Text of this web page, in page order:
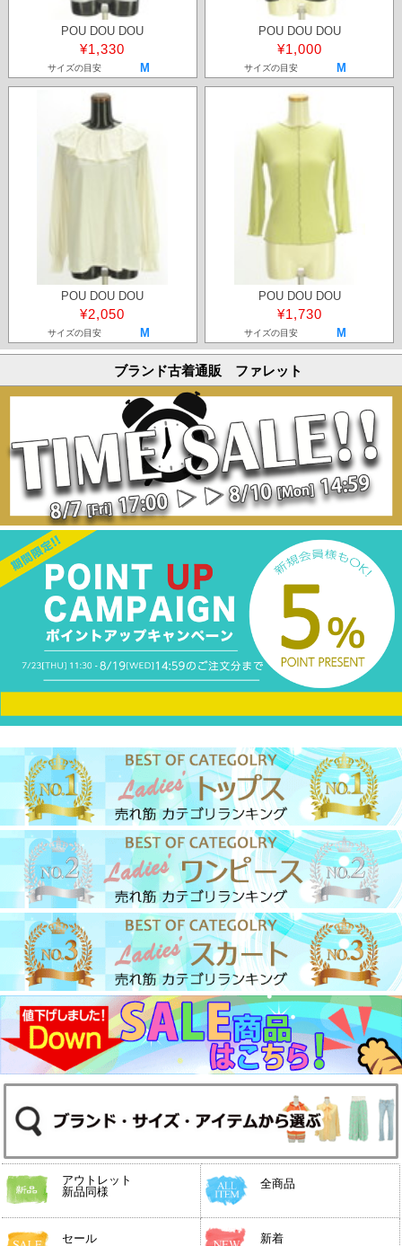
POU DOU DOU
¥1,330
サイズの目安 M
POU DOU DOU
¥1,000
サイズの目安 M
POU DOU DOU
¥2,050
サイズの目安 M
POU DOU DOU
¥1,730
サイズの目安 M
ブランド古着通販 ファレット
アウトレット
新品同様
全商品
セール 新着